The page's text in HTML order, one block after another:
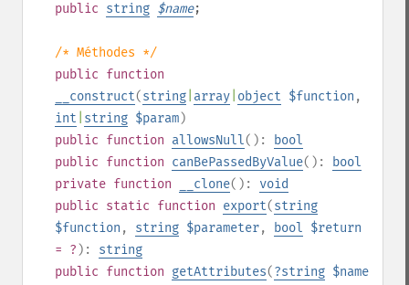
public string $name;
/* Méthodes */
public function
__construct(string array object $function ,
int string $param)
public function allowsNull():
bool
public function canBePassedByValue():
bool
private function __clone(): void
public static function export(string
$function , string $parameter, bool $return
= ? ): string
public function getAttributes(?string $name